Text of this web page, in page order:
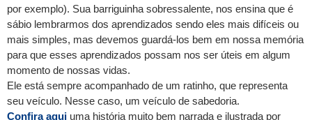
por exemplo). Sua barriguinha sobressalente, nos ensina que é
sábio lembrarmos dos aprendizados sendo eles mais difíceis ou
mais simples, mas devemos guardá-los bem em nossa memória
para que esses aprendizados possam nos ser úteis em algum
momento de nossas vidas.
Ele está sempre acompanhado de um ratinho, que representa
seu veículo. Nesse caso, um veículo de sabedoria.
Confira aqui uma história muito bem narrada e ilustrada por